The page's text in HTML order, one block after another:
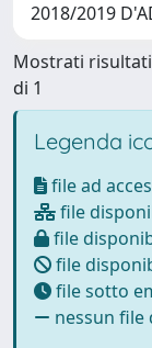
2018/2019
Mostrati risultati
di 1
Legenda
file ad
file
file
file
file sotto
nessun file